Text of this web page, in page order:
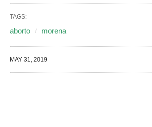
TAGS:
aborto morena
MAY 31, 2019